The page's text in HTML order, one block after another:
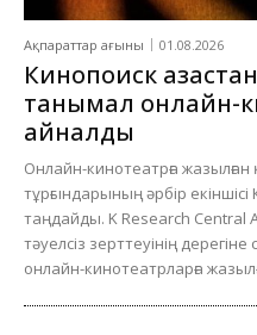
Ақпараттар ағыны 01.08.2026
Кинопоиск
танымал онлайн-
айналды
Онлайн-кинотеатрға
тұрғындарының әрбір
таңдайды. K Research Central
тәуелсіз зерттеуінің дерегіне
онлайн-кинотеатрларға